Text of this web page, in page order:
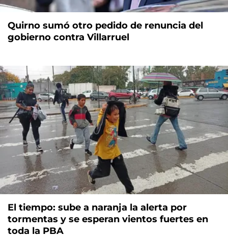
Quirno sumó otro pedido de renuncia del
gobierno contra Villarruel
El tiempo: sube a naranja la alerta por
tormentas y se esperan vientos fuertes en
toda la PBA